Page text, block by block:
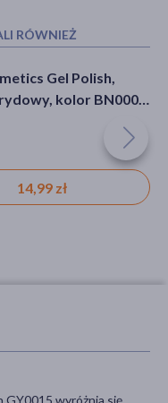
RÓWNIEŻ
regenerujący i
odbudowę płytki
paznokcie
47,49 zł
Gel Polish,
kolor BN0006,
14,99 zł